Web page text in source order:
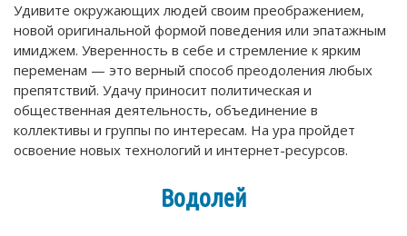
Удивите окружающих людей своим преображением,
новой оригинальной формой поведения или эпатажным
имиджем. Уверенность в себе и стремление к ярким
переменам — это верный способ преодоления любых
препятствий. Удачу приносит политическая и
общественная деятельность, объединение в
коллективы и группы по интересам. На ура пройдет
освоение новых технологий и интернет-ресурсов.
Водолей